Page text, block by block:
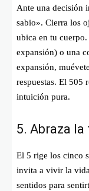
Ante una decisión
sabio». Cierra los
ubica en tu
expansión) o una
expansión,
respuestas. El 505
intuición pura.
5. Abraza
El 5 rige los cinco
invita a vivir la
sentidos para